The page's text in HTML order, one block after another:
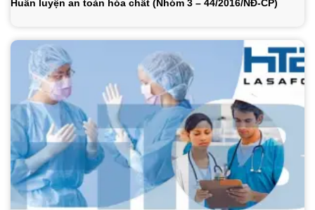
Huấn luyện an toàn hóa chất (Nhóm 3 – 44/2016/NĐ-CP)